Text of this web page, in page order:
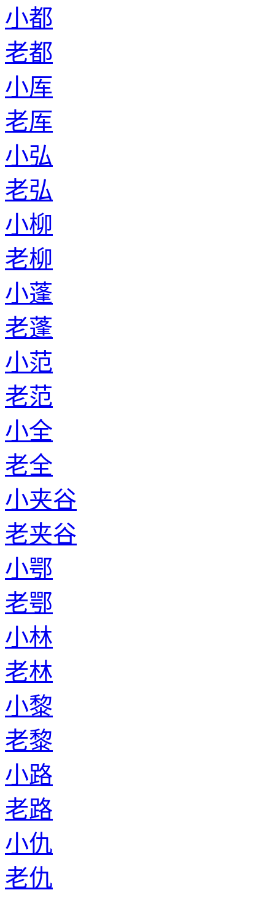
小都
老都
小厍
老厍
小弘
老弘
小柳
老柳
小蓬
老蓬
小范
老范
小全
老全
小夹谷
老夹谷
小鄂
老鄂
小林
老林
小黎
老黎
小路
老路
小仇
老仇